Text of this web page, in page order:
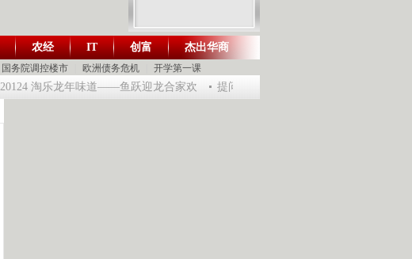
财智生活 一键通达
国务院调控楼市 欧洲债务危机 开学第一课
农经 IT 创富 杰出华商
淘乐龙年味道——鱼跃迎龙合家欢 提问2012：机遇与悬念共存